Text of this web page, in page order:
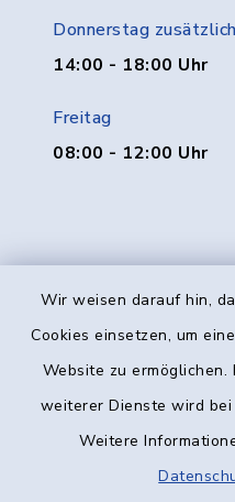
Wir weisen darauf hin,
Cookies einsetzen, um
Website zu
weiterer Dienste wird
Weitere
Donnerstag zusätzlich
14:00 - 18:00 Uhr
Freitag
08:00 - 12:00 Uhr